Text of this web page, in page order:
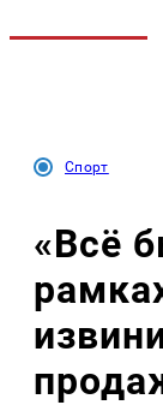
Спорт
«Всё